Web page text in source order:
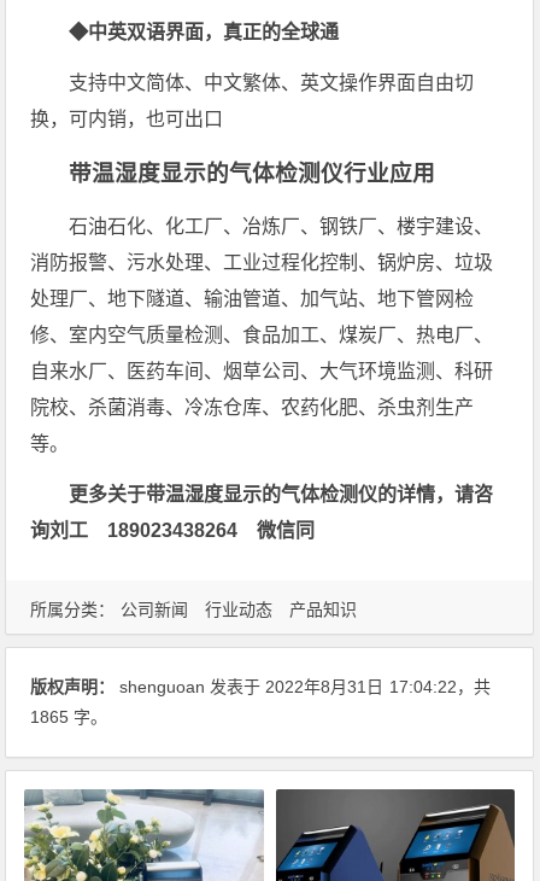
◆中英双语界面，真正的全球通
支持中文简体、中文繁体、英文操作界面自由切
换，可内销，也可出口
带温湿度显示的气体检测仪行业应用
石油石化、化工厂、冶炼厂、钢铁厂、楼宇建设、
消防报警、污水处理、工业过程化控制、锅炉房、垃圾
处理厂、地下隧道、输油管道、加气站、地下管网检
修、室内空气质量检测、食品加工、煤炭厂、热电厂、
自来水厂、医药车间、烟草公司、大气环境监测、科研
院校、杀菌消毒、冷冻仓库、农药化肥、杀虫剂生产
等。
更多关于带温湿度显示的气体检测仪的详情，请咨
询刘工 189023438264 微信同
所属分类： 公司新闻 行业动态 产品知识
版权声明： shenguoan 发表于 2022年8月31日 17:04:22，共
1865 字。